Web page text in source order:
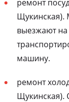
ремонт
Щукинская).
выезжают на
машину.
ремонт
Щукинская).